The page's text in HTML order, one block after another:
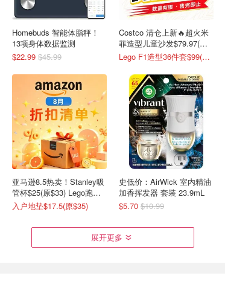
Homebuds 智能体脂秤！
13项身体数据监测
$22.99 $45.99
亚马逊8.5热卖！Stanley吸
管杯$25(原$33) Lego跑车
$49(原$80)
入户地垫$17.5(原$35)
Costco 清仓上新🔥超火米
菲造型儿童沙发$79.97(原
$129.99)
Lego F1造型36件套$99(原$159)
史低价：AirWick 室内精油
加香挥发器 套装 23.9mL
$5.70 $10.99
展开更多